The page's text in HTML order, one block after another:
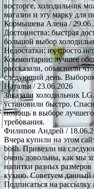
восторге, холодильник
магазин и эту марку для
Кормышева Алена/
Достоинства: быстрая
большой выбор
Недостатки: их просто
Комментарии: лучшее
рассказали, объяснили
следующий день.
Наталья/ 23.06.2026
Заказали холодильник
установили быстро.
помощь в выборе
требования.
Филипов Андрей /
Вчера купили на этом
bosh. Привезли на
очень довольны, как мы
напитки разных
кухню. Советуем данный
Подписаться на